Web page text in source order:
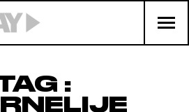
: